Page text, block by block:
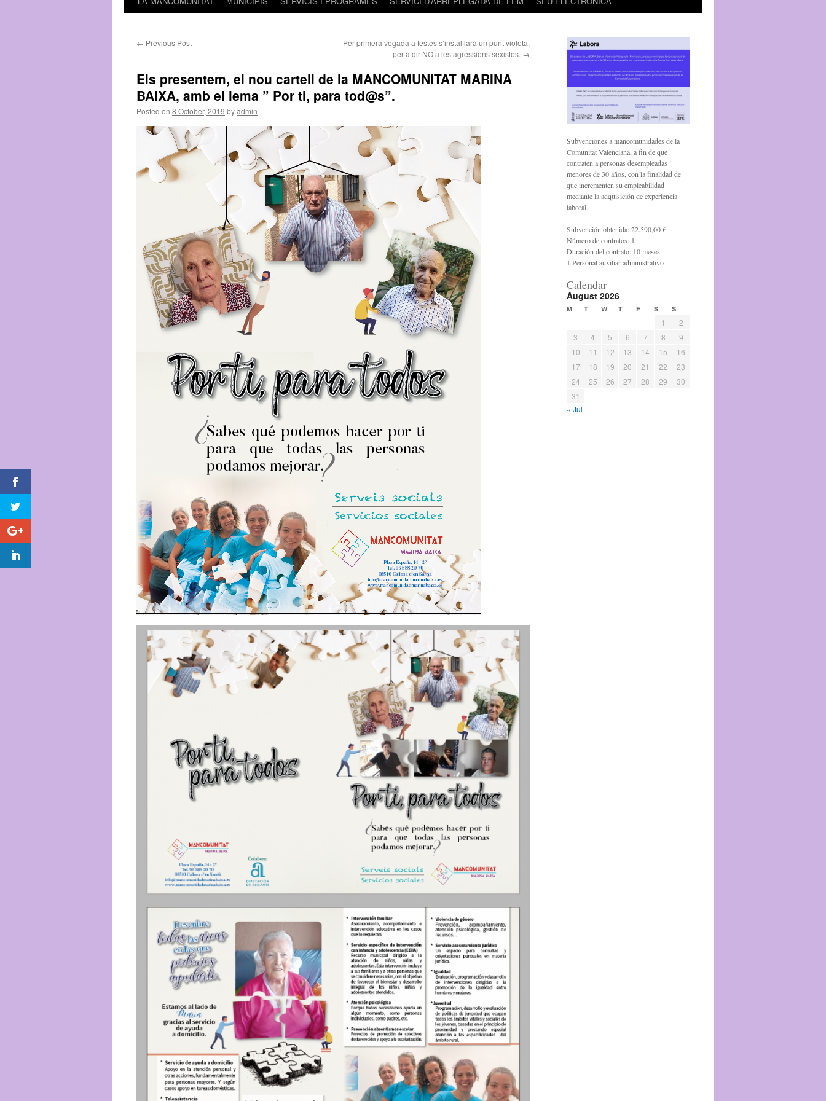
← Previous Post
Per primera vegada a festes s’instal·larà un punt violeta,
per a dir NO a les agressions sexistes. →
Els presentem, el nou cartell de la MANCOMUNITAT MARINA
BAIXA, amb el lema ” Por ti, para tod@s”.
Posted on 8 October, 2019 byadmin
Subvenciones a mancomunidades de la
Comunitat Valenciana, a fin de que
contraten a personas desempleadas
menores de 30 años, con la finalidad de
que incrementen su empleabilidad
mediante la adquisición de experiencia
laboral.
Subvención obtenida: 22.590,00 €
Número de contratos: 1
Duración del contrato: 10 meses
1 Personal auxiliar administrativo
Calendar
August 2026
M T W T F S S
1
2
3
4 5 6 7 8
9
10
11 12 13 14 15
16
17
18 19 20 21 22
23
24
25 26 27 28 29
30
31
« Jul